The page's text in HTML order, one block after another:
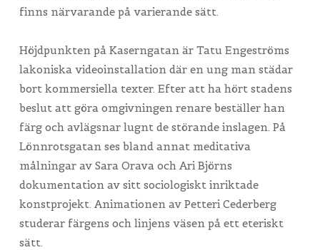
finns närvarande på varierande sätt.
Höjdpunkten på Kaserngatan är Tatu Engeströms
lakoniska videoinstallation där en ung man städar
bort kommersiella texter. Efter att ha hört stadens
beslut att göra omgivningen renare beställer han
färg och avlägsnar lugnt de störande inslagen. På
Lönnrotsgatan ses bland annat meditativa
målningar av Sara Orava och Ari Björns
dokumentation av sitt sociologiskt inriktade
konstprojekt. Animationen av Petteri Cederberg
studerar färgens och linjens väsen på ett eteriskt
sätt.